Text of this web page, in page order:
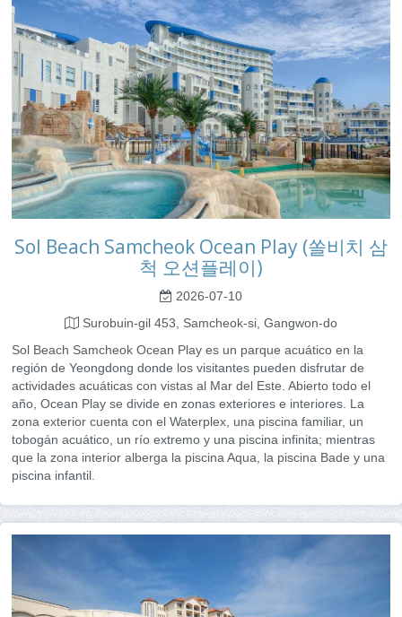
Sol Beach Samcheok Ocean Play (쏠비치 삼
척 오션플레이)
2026-07-10
Surobuin-gil 453, Samcheok-si, Gangwon-do
Sol Beach Samcheok Ocean Play es un parque acuático en la
región de Yeongdong donde los visitantes pueden disfrutar de
actividades acuáticas con vistas al Mar del Este. Abierto todo el
año, Ocean Play se divide en zonas exteriores e interiores. La
zona exterior cuenta con el Waterplex, una piscina familiar, un
tobogán acuático, un río extremo y una piscina infinita; mientras
que la zona interior alberga la piscina Aqua, la piscina Bade y una
piscina infantil.